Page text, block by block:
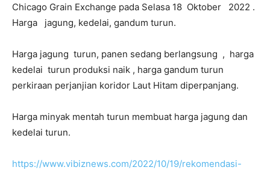
Chicago Grain Exchange pada Selasa 18 Oktober 2022 .
Harga jagung, kedelai, gandum turun.
Harga jagung turun, panen sedang berlangsung , harga
kedelai turun produksi naik , harga gandum turun
perkiraan perjanjian koridor Laut Hitam diperpanjang.
Harga minyak mentah turun membuat harga jagung dan
kedelai turun.
https://www.vibiznews.com/2022/10/19/rekomendasi-